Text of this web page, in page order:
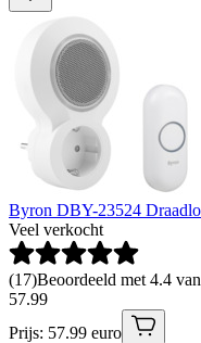
Byron DBY-23524
Veel verkocht
(17)Beoordeeld met 4.4
57.99
Prijs: 57.99 euro